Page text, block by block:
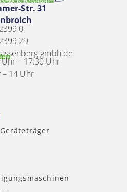
Str. 31
0
29
gmbh.de
– 17:30 Uhr
– 14 Uhr